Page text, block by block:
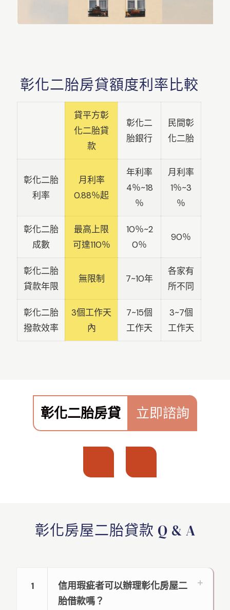
彰化二胎房貸額度利率比較
貸平方彰
化二胎貸
款
彰化二
胎銀行
民間彰
化二胎
彰化二胎
利率
月利率
0.88％起
年利率
4％~18
％
月利率
1％~3
％
彰化二胎
成數
最高上限
可達110％
10％~2
0％
90％
彰化二胎
貸款年限
無限制 7~10年
各家有
所不同
彰化二胎
撥款效率
3個工作天
內
7~15個
工作天
3~7個
工作天
彰化二胎房貸 立即諮詢
彰化房屋二胎貸款 Q & A
1
信用瑕疵者可以辦理彰化房屋二
胎借款嗎？